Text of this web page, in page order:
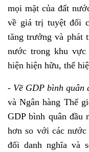
mọi mặt của đất
về giá trị tuyệt đối
tăng trưởng và phát
nước trong khu
hiện hiện hữu, thể
- Về GDP bình quân
và Ngân hàng Thế
GDP bình quân đầu
hơn so với các
đối danh nghĩa và